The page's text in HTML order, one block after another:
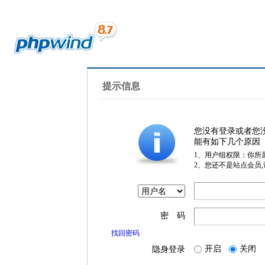
提示信息
您没有登录或者您
能有如下几个原因
1、用户组权限：你所
2、您还不是站点会员
密 码
找回密码
隐身登录 开启 关闭